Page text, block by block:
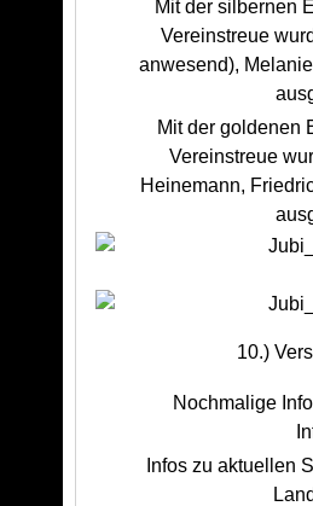
Mit der silbernen
Vereinstreue
anwesend),
Mit der goldenen
Vereinstreue
Heinemann,
10.)
Nochmalige
Infos zu aktuellen